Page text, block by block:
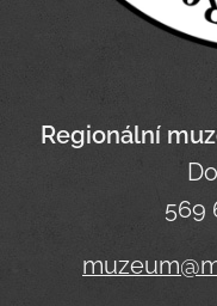
Regionální
569